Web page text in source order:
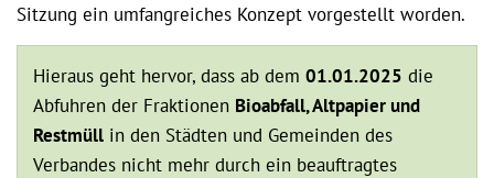
Sitzung ein umfangreiches Konzept vorgestellt worden.
Hieraus geht hervor, dass ab dem 01.01.2025 die
Abfuhren der Fraktionen Bioabfall, Altpapier und
Restmüll in den Städten und Gemeinden des
Verbandes nicht mehr durch ein beauftragtes